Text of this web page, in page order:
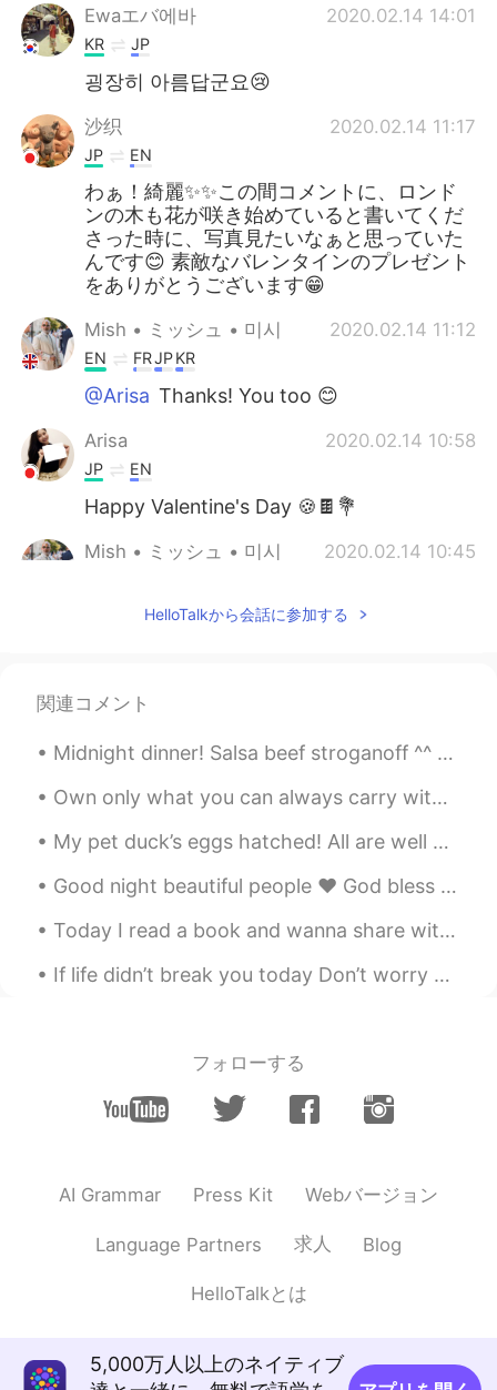
Ewaエバ에바 2020.02.14 14:01
KR JP
굉장히 아름답군요😢
沙织 2020.02.14 11:17
JP EN
わぁ！綺麗✨✨この間コメントに、ロンド
ンの木も花が咲き始めていると書いてくだ
さった時に、写真見たいなぁと思っていた
んです😊 素敵なバレンタインのプレゼント
をありがとうございます😁
Mish • ミッシュ • 미시 2020.02.14 11:12
EN FRJPKR
@Arisa Thanks! You too 😊
Arisa 2020.02.14 10:58
JP EN
Happy Valentine's Day 🍪🍫💐
Mish • ミッシュ • 미시 2020.02.14 10:45
@HT User693687I don't know actually...
JP EN
Is that a Sakura? I like it 😊🌸🌸✨
Mish • ミッシュ • 미시 2020.02.14 10:33
@Rie
EN FRJP KR
@Lizzie Thanks Lizzie!! You too 😊
Lizzie 2020.02.14 10:20
Beautiful flowers!🌸🌼🌸🌼🌸🌼 Have a fun
HelloTalkから会話に参加する
関連コメント
Midnight dinner! Salsa beef stroganoff ^^ so yummy! Beef onions Avocados tomatoes and three chees...
Own only what you can always carry with you: Know languages, know countries & know people Let you...
My pet duck’s eggs hatched! All are well except this little guy. He has a hurt foot, so he gets...
Good night beautiful people ❤️ God bless 🙏🏾 Have a good day Or Enjoy the rest of your day Or...
Today I read a book and wanna share with u guys this sentence that I find pretty good (´∩｡• ᵕ •｡...
If life didn’t break you today Don’t worry 😉 it will try tomorrow As it’s the same thing but d...
フォローする
AI Grammar Press Kit Webバージョン
Language Partners 求人 Blog
HelloTalkとは
5,000万人以上のネイティブ